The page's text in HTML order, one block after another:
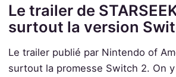
Le trailer de
surtout la version
Le trailer publié par Nintendo of
surtout la promesse Switch 2. On